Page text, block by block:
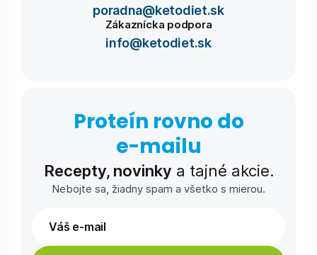
poradna@ketodiet.sk
Zákaznícka podpora
info@ketodiet.sk
Proteín rovno do
e-⁠mailu
Recepty, novinky a tajné akcie.
Nebojte sa, žiadny spam a všetko s mierou.